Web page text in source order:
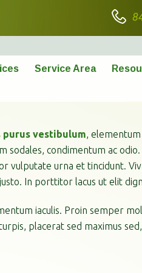
Service Area
purus vestibulum,
condimentum ac
vulputate urna et tincidunt.
justo. In porttitor lacus ut elit
iaculis. Proin semper
placerat sed maximus